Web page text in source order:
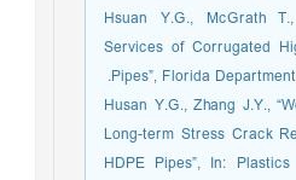
6-Hsuan Y.G., McGrath
Services of Corrugated
Pipes”, Florida
7-Husan Y.G., Zhang J.Y.,
Long-term Stress Crack
HDPE Pipes”, In: